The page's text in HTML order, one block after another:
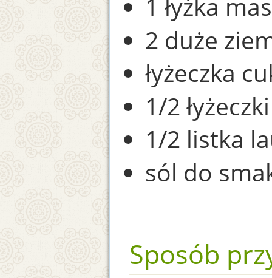
2 duże
łyżeczka
1/2
1/2 listka
sól do
Sposób